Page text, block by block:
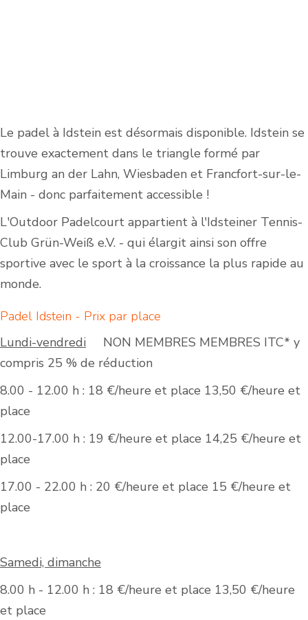
Le padel à Idstein est désormais disponible. Idstein se
trouve exactement dans le triangle formé par
Limburg an der Lahn, Wiesbaden et Francfort-sur-le-
Main - donc parfaitement accessible !
L'Outdoor Padelcourt appartient à l'Idsteiner Tennis-
Club Grün-Weiß e.V. - qui élargit ainsi son offre
sportive avec le sport à la croissance la plus rapide au
monde.
Padel Idstein - Prix par place
Lundi-vendredi NON MEMBRES MEMBRES ITC* y
compris 25 % de réduction
8.00 - 12.00 h : 18 €/heure et place 13,50 €/heure et
place
12.00-17.00 h : 19 €/heure et place 14,25 €/heure et
place
17.00 - 22.00 h : 20 €/heure et place 15 €/heure et
place
Samedi, dimanche
8.00 h - 12.00 h : 18 €/heure et place 13,50 €/heure
et place